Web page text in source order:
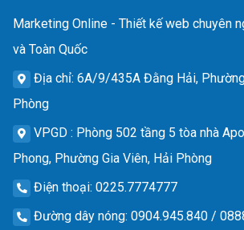
Marketing Online - Thiết kế web chuyên
và Toàn Quốc
Địa chỉ: 6A/9/435A Đằng Hải,
Phòng
VPGD : Phòng 502 tầng 5 tòa nhà
Phong, Phường Gia Viên, Hải Phòng
Điện thoại: 0225.7774777
Đường dây nóng: 0904.945.840 /